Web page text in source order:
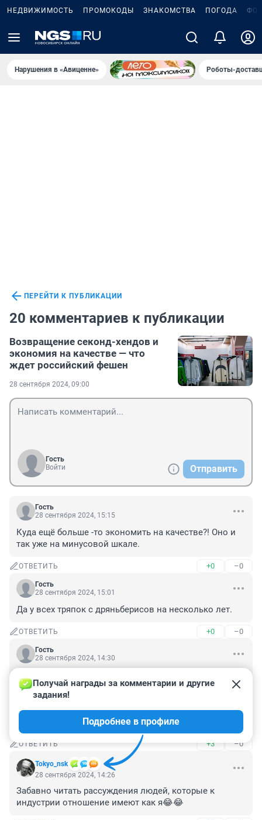
НЕДВИЖИМОСТЬ ПРОМОКОДЫ ЗНАКОМСТВА ПОГОДА
Нарушения в «Авиценне» Роботы-
ПЕРЕЙТИ К ПУБЛИКАЦИИ
20 комментариев к публикации
Возвращение секонд-хендов и
экономия на качестве — что
ждет российский фешен
28 сентября 2024, 09:00
Гость
Войти
Отправить
Гость
28 сентября 2024, 15:15
Куда ещё больше -то экономить на качестве?! Оно и
так уже на минусовой шкале.
ОТВЕТИТЬ +0 –0
Гость
28 сентября 2024, 15:01
Да у всех тряпок с дряньберисов на несколько лет.
ОТВЕТИТЬ +0 –0
Гость
28 сентября 2024, 14:30
повышения зарплаты не заметила. Может быть,
потому что я не гастарбайтер? В России швеи за
копейки шьют, а они в Китай заказы отдают, типа там
ОТВЕТИТЬ +3 –0
Tokyo_nsk
Получай награды за комментарии и другие
задания!
Подробнее в профиле
28 сентября 2024, 14:26
Забавно читать рассуждения людей, которые к
индустрии отношение имеют как я😂😂